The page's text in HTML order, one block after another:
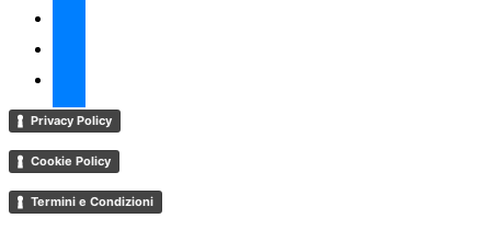
Privacy Policy
Cookie Policy
Termini e Condizioni